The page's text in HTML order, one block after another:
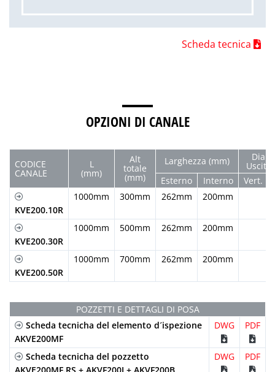
Scheda tecnica
OPZIONI DI CANALE
CODICE
CANALE
L
(mm)
Alt
totale
(mm)
Larghezza (mm)
Uscita
Esterno
Interno Vert.
KVE200.10R
1000mm 300mm 262mm 200mm
KVE200.30R
1000mm 500mm 262mm 200mm
KVE200.50R
1000mm 700mm 262mm 200mm
POZZETTI E DETTAGLI DI POSA
Scheda tecnicha del elemento d´ispezione
AKVE200MF
DWG PDF
Scheda tecnicha del pozzetto
DWG PDF